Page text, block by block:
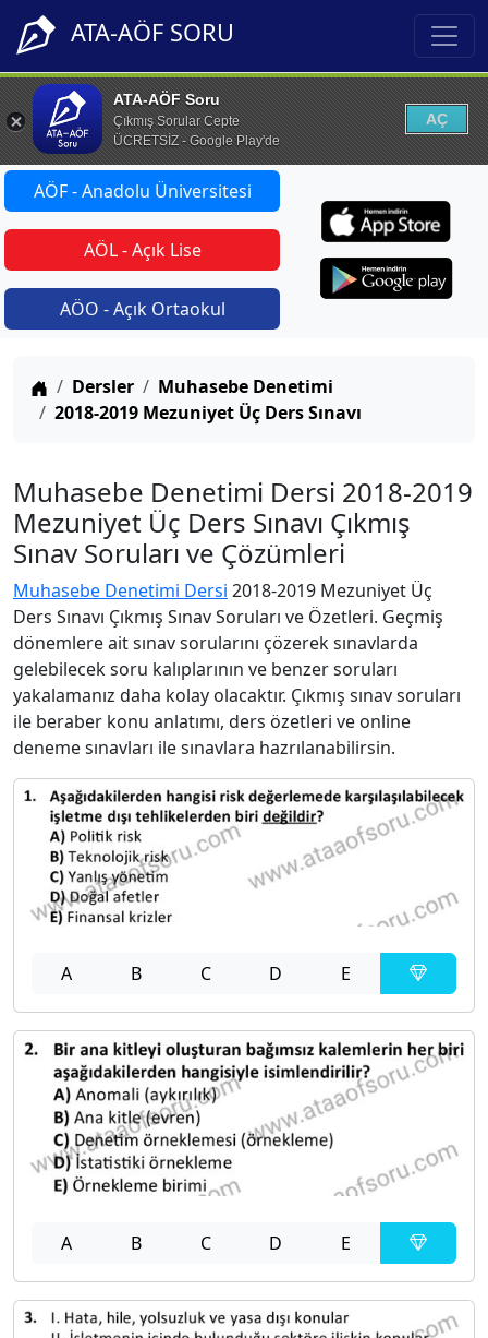
ATA-AÖF SORU
ATA-AÖF Soru
Çıkmış Sorular Cepte
ÜCRETSİZ - Google Play'de
AÇ
AÖF - Anadolu Üniversitesi
AÖL - Açık Lise
AÖO - Açık Ortaokul
Anasayfa
Dersler
Muhasebe Denetimi
2018-2019 Mezuniyet Üç Ders Sınavı
Muhasebe Denetimi Dersi 2018-2019
Mezuniyet Üç Ders Sınavı Çıkmış
Sınav Soruları ve Çözümleri
Muhasebe Denetimi Dersi 2018-2019 Mezuniyet Üç
Ders Sınavı Çıkmış Sınav Soruları ve Özetleri. Geçmiş
dönemlere ait sınav sorularını çözerek sınavlarda
gelebilecek soru kalıplarının ve benzer soruları
yakalamanız daha kolay olacaktır. Çıkmış sınav soruları
ile beraber konu anlatımı, ders özetleri ve online
deneme sınavları ile sınavlara hazrılanabilirsin.
A B C D E
A B C D E